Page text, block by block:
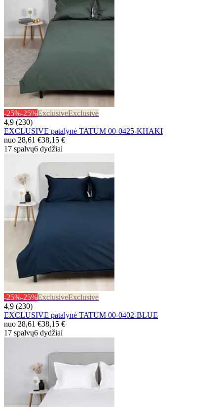
-25%-25%ExclusiveExclusive
4,9 (230)
EXCLUSIVE patalynė TATUM 00-0425-KHAKI
nuo 28,61 €38,15 €
17 spalvų6 dydžiai
-25%-25%ExclusiveExclusive
4,9 (230)
EXCLUSIVE patalynė TATUM 00-0402-BLUE
nuo 28,61 €38,15 €
17 spalvų6 dydžiai